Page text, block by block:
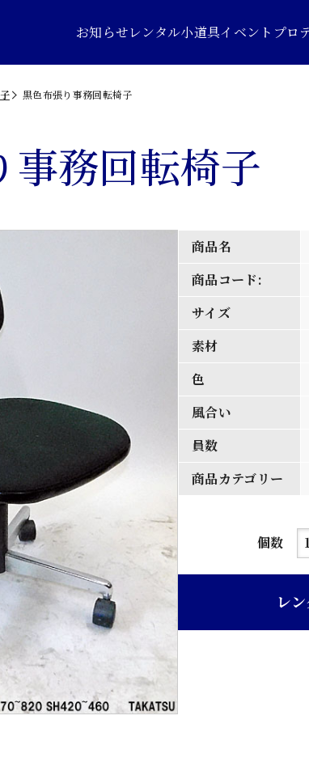
お知らせレンタル小道具イベントプロ
黒色布張り事務回転椅子
事務回転椅子
商品名
商品コード:
サイズ
素材
色
風合い
員数
商品カテゴリー
個数
黒
レ